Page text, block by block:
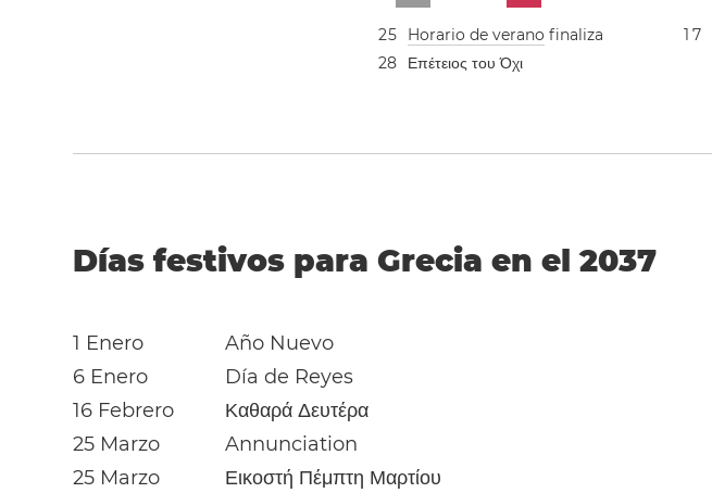
25 Horario de verano finaliza
28 Επέτειος του Όχι
1 7
Días festivos para Grecia en el 2037
1 Enero
Año Nuevo
6 Enero
Día de Reyes
16 Febrero
Καθαρά Δευτέρα
25 Marzo
Annunciation
25 Marzo
Εικοστή Πέμπτη Μαρτίου